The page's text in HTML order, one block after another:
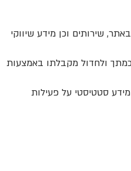
שירותים וכן מידע שיווקי
ולחדול מקבלתו באמצעות
סטטיסטי על פעילות